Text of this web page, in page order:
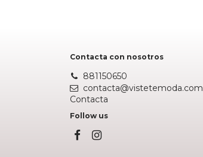
Contacta con nosotros
881150650
contacta@vistetemoda.com
Contacta
Follow us